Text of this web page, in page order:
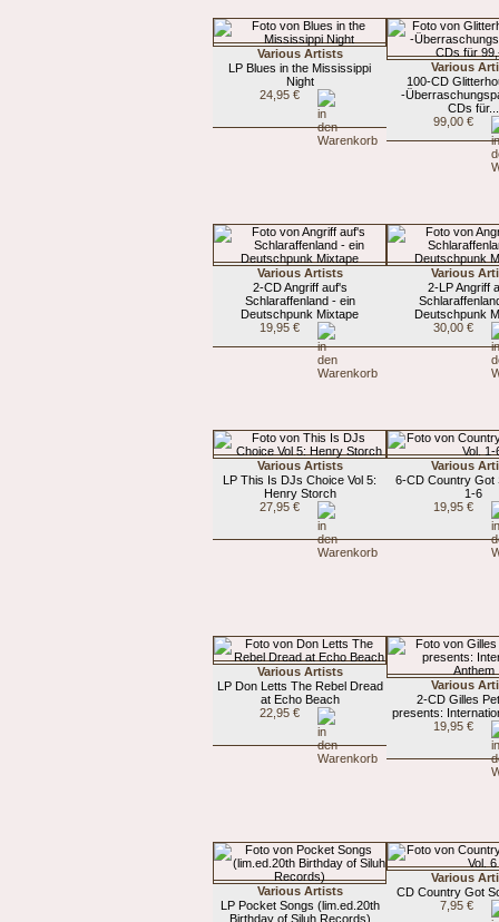
Various Artists
LP Blues in the Mississippi
Night
24,95 €
Various
100-CD
-
CDs für...
99,00 €
Various Artists
2-CD Angriff auf's
Schlaraffenland - ein
Deutschpunk Mixtape
19,95 €
Various
2-LP Angriff
Deutschpunk
30,00 €
Various Artists
LP This Is DJs Choice Vol 5:
Henry Storch
27,95 €
Various
6-CD Country Got
1-6
19,95 €
Various Artists
LP Don Letts The Rebel Dread
at Echo Beach
22,95 €
Various
2-CD Gilles
presents:
19,95 €
Various Artists
LP Pocket Songs (lim.ed.20th
Birthday of Siluh Records)
Various
CD Country Got
7,95 €